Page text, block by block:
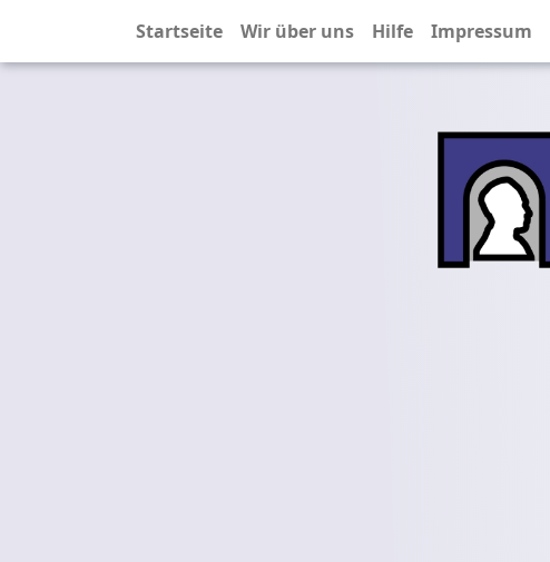
Startseite Wir über uns Hilfe Impressum